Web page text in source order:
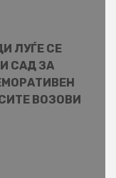
ЛУЃЕ СЕ
САД ЗА
ВОЗОВИ